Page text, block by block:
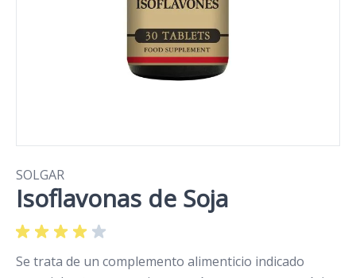
SOLGAR
Isoflavonas de Soja
Se trata de un complemento alimenticio indicado